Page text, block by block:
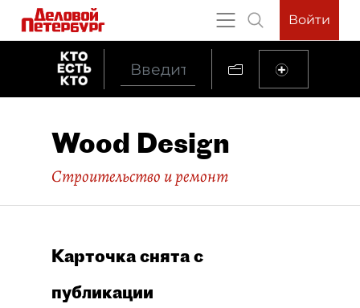
Войти
Wood Design
Строительство и ремонт
Карточка снята с
публикации